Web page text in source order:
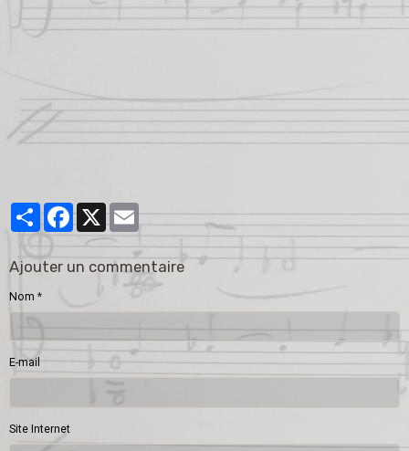
PartagerFacebook
Ajouter un commentaire
Nom
E-mail
Site Internet